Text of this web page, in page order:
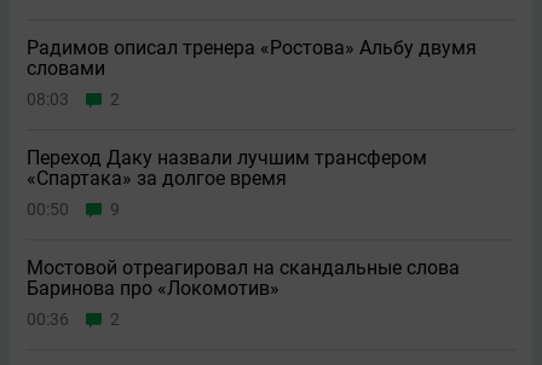
Радимов описал тренера «Ростова» Альбу двумя
словами
08:03 2
Переход Даку назвали лучшим трансфером
«Спартака» за долгое время
00:50 9
Мостовой отреагировал на скандальные слова
Баринова про «Локомотив»
00:36 2